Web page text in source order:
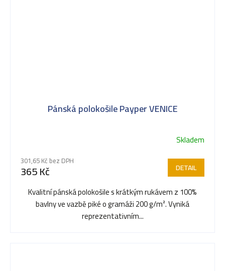
Pánská polokošile Payper VENICE
hodnocení
produktu
je
3,5
Skladem
301,65 Kč bez DPH
365 Kč DETAIL
Kvalitní pánská polokošile s krátkým rukávem z 100%
bavlny ve vazbě piké o gramáži 200 g/m². Vyniká
reprezentativním...